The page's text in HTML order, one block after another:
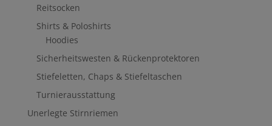
Reitsocken
Shirts & Poloshirts
Hoodies
Sicherheitswesten & Rückenprotektoren
Stiefeletten, Chaps & Stiefeltaschen
Turnierausstattung
Unerlegte Stirnriemen